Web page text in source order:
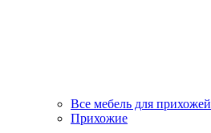
Все мебель для прихожей
Прихожие